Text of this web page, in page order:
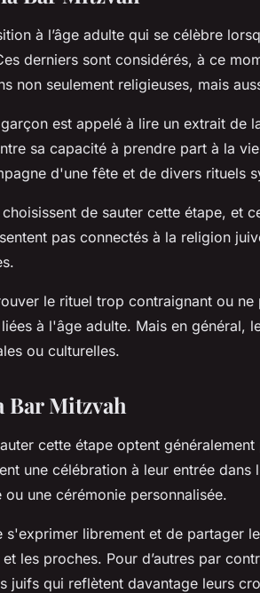
à l’âge adulte qui se célèbre
derniers sont considérés, à ce
non seulement religieuses, mais
est appelé à lire un extrait de
sa capacité à prendre part à la
d'une fête et de divers rituels
de sauter cette étape, et
pas connectés à la religion
le rituel trop contraignant ou ne
à l'âge adulte. Mais en général,
ou culturelles.
Bar Mitzvah
cette étape optent
une célébration à leur entrée dans
une cérémonie personnalisée.
s'exprimer librement et de partager
les proches. Pour d’autres par
juifs qui reflètent davantage leurs